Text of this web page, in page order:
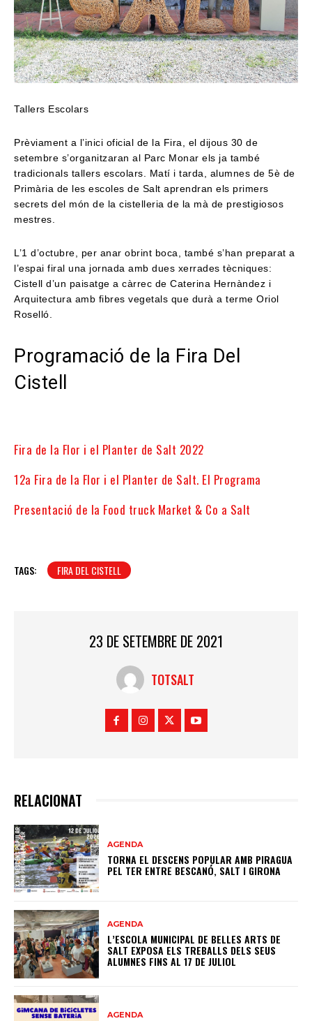
Tallers Escolars
Prèviament a l’inici oficial de la Fira, el dijous 30 de
setembre s’organitzaran al Parc Monar els ja també
tradicionals tallers escolars. Matí i tarda, alumnes de 5è de
Primària de les escoles de Salt aprendran els primers
secrets del món de la cistelleria de la mà de prestigiosos
mestres.
L’1 d’octubre, per anar obrint boca, també s’han preparat a
l’espai firal una jornada amb dues xerrades tècniques:
Cistell d’un paisatge a càrrec de Caterina Hernàndez i
Arquitectura amb fibres vegetals que durà a terme Oriol
Roselló.
Programació de la Fira Del
Cistell
Fira de la Flor i el Planter de Salt 2022
12a Fira de la Flor i el Planter de Salt. El Programa
Presentació de la Food truck Market & Co a Salt
TAGS: FIRA DEL CISTELL
23 DE SETEMBRE DE 2021
TOTSALT
RELACIONAT
AGENDA
TORNA EL DESCENS POPULAR AMB PIRAGUA
PEL TER ENTRE BESCANÓ, SALT I GIRONA
AGENDA
L’ESCOLA MUNICIPAL DE BELLES ARTS DE
SALT EXPOSA ELS TREBALLS DELS SEUS
ALUMNES FINS AL 17 DE JULIOL
AGENDA